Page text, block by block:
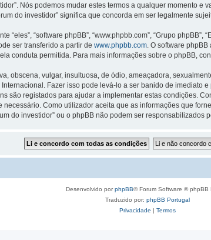
Nós podemos mudar estes termos a qualquer momento
do investidor” significa que concorda em ser legalmente
“software phpBB”, “www.phpbb.com”, “Grupo
ser transferido a partir de www.phpbb.com . O software
conduta permitida. Para mais informações sobre o phpBB,
obscena, vulgar, insultuosa, de ódio, ameaçadora,
Fazer isso pode levá-lo a ser banido de imediato
são registados para ajudar a implementar estas condições.
Como utilizador aceita que as informações que
do investidor” ou o phpBB não podem ser responsabilizados
Desenvolvido porphpBB® Forum Software © phpBB
Traduzido por: phpBB Portugal
Privacidade | Termos